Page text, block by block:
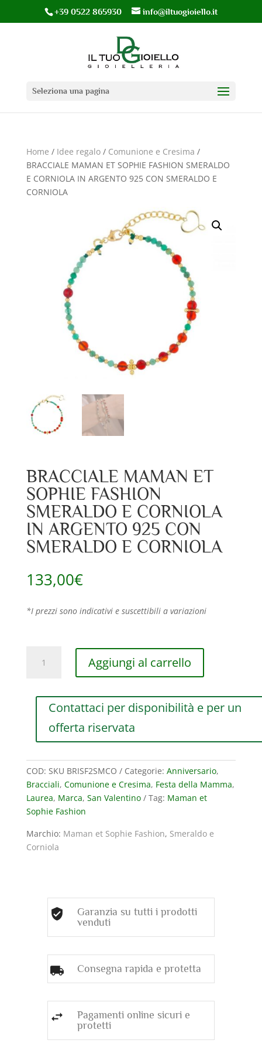
+39 0522 865930 info@iltuogioiello.it
Seleziona una pagina
Home / Idee regalo/ Comunione e Cresima /
BRACCIALE MAMAN ET SOPHIE FASHION SMERALDO
E CORNIOLA IN ARGENTO 925 CON SMERALDO E
CORNIOLA
BRACCIALE MAMAN ET
SOPHIE FASHION
SMERALDO E CORNIOLA
IN ARGENTO 925 CON
SMERALDO E CORNIOLA
133,00€
*I prezzi sono indicativi e suscettibili a variazioni
MAMAN
FASHION
IN
ARGENTO
925
CON
SMERALDO
CORNIOLA
Aggiungi al carrello
Contattaci per disponibilità e per un
offerta riservata
COD: SKU BRISF2SMCO Categorie: Anniversario,
Bracciali, Comunione e Cresima, Festa della Mamma,
Laurea, Marca, San Valentino Tag: Maman et
Sophie Fashion
Marchio: Maman et Sophie Fashion, Smeraldo e
Corniola
Garanzia su tutti i prodotti
venduti
Consegna rapida e protetta
Pagamenti online sicuri e
protetti